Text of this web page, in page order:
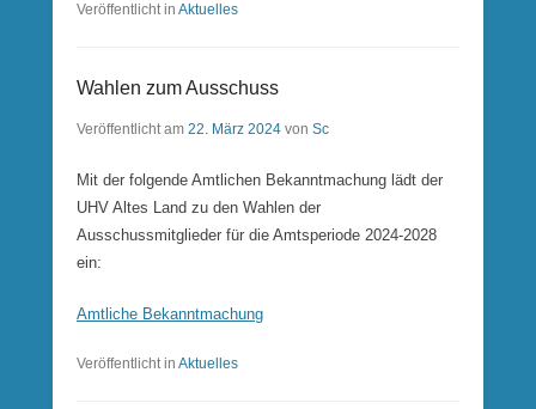
Veröffentlicht in Aktuelles
Wahlen zum Ausschuss
Veröffentlicht am 22. März 2024 von Sc
Mit der folgende Amtlichen Bekanntmachung lädt der
UHV Altes Land zu den Wahlen der
Ausschussmitglieder für die Amtsperiode 2024-2028
ein:
Amtliche Bekanntmachung
Veröffentlicht in Aktuelles